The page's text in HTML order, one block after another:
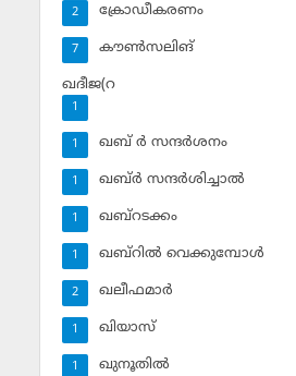
ക്രോഡീകരണം
2
കൗണ്‍സലിങ്‌
7
ഖദീജ(റ
1
ഖബ് ര്‍ സന്ദര്‍ശനം
1
ഖബ്ര്‍ സന്ദര്‍ശിച്ചാല്‍
1
ഖബ്‌റടക്കം
1
ഖബ്‌റില്‍ വെക്കുമ്പോള്‍
1
ഖലീഫമാര്‍
2
ഖിയാസ്
1
ഖുനൂതില്‍
1